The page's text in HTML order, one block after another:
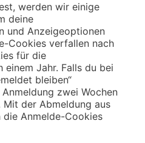
werden wir einige
deine
und Anzeigeoptionen
Cookies verfallen nach
für die
Jahr. Falls du bei
bleiben“
zwei Wochen
der Abmeldung aus
Anmelde-Cookies